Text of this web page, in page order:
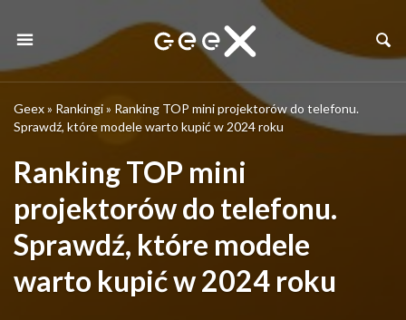
Geex» Rankingi» Ranking TOP mini projektorów do telefonu.
Sprawdź, które modele warto kupić w 2024 roku
Ranking TOP mini
projektorów do telefonu.
Sprawdź, które modele
warto kupić w 2024 roku